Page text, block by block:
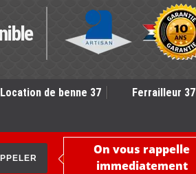
Location de benne 37 Ferrailleur 37
On vous rappelle
immediatement